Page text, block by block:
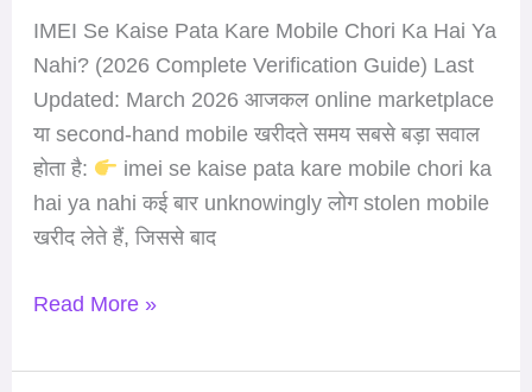
IMEI Se Kaise Pata Kare Mobile Chori Ka Hai Ya
Nahi? (2026 Complete Verification Guide) Last
Updated: March 2026 आजकल online marketplace
या second-hand mobile खरीदते समय सबसे बड़ा सवाल
होता है:
imei se kaise pata kare mobile chori ka
hai ya nahi कई बार unknowingly लोग stolen mobile
खरीद लेते हैं, जिससे बाद
में
सच
जानें
(2026)
Read More »